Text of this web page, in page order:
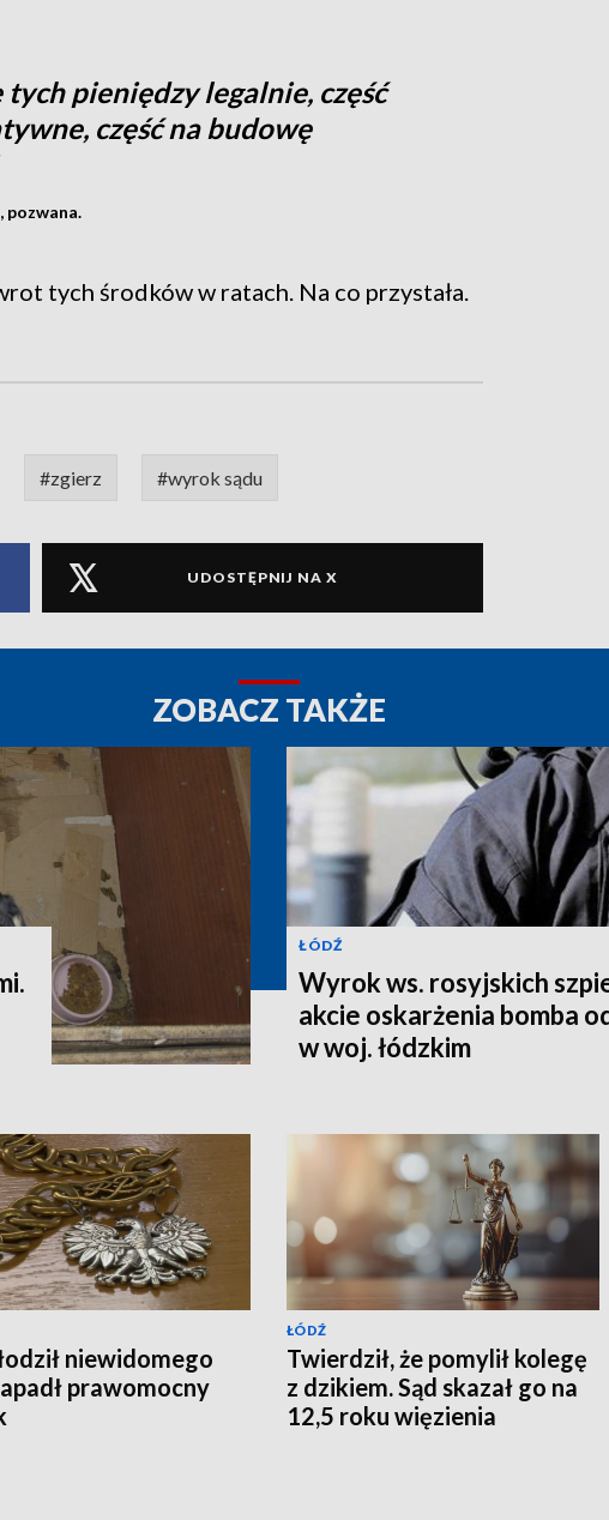
tych pieniędzy legalnie, część
część na budowę
pozwana.
tych środków w ratach. Na co przystała.
#zgierz #wyrok sądu
UDOSTĘPNIJ NA X
ZOBACZ TAKŻE
ŁÓDŹ
Wyrok ws. rosyjskich
akcie oskarżenia bomba
w woj. łódzkim
niewidomego
prawomocny
ŁÓDŹ
Twierdził, że pomylił kolegę
z dzikiem. Sąd skazał go na
12,5 roku więzienia